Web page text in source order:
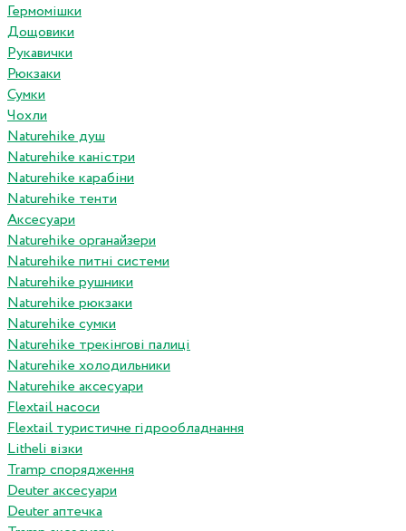
Гермомішки
Дощовики
Рукавички
Рюкзаки
Сумки
Чохли
Naturehike душ
Naturehike каністри
Naturehike карабіни
Naturehike тенти
Аксесуари
Naturehike органайзери
Naturehike питні системи
Naturehike рушники
Naturehike рюкзаки
Naturehike сумки
Naturehike трекінгові палиці
Naturehike холодильники
Naturehike аксесуари
Flextail насоси
Flextail туристичне гідрообладнання
Litheli візки
Tramp спорядження
Deuter аксесуари
Deuter аптечка